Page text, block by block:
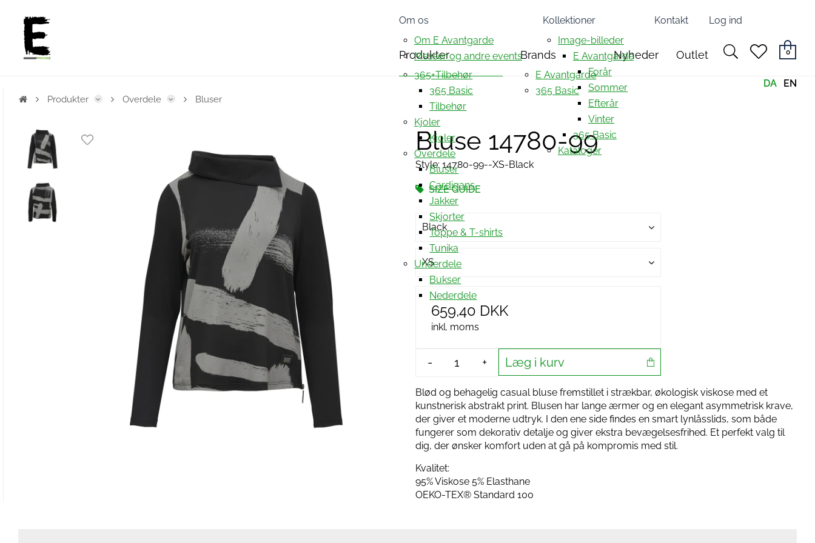
Produkter
365+Tilbehør
365 Basic
Tilbehør
Kjoler
Kjoler
Overdele
Bluser
Cardigans
Jakker
Skjorter
Toppe & T-shirts
Tunika
Underdele
Bukser
Nederdele
Brands
E Avantgarde
365 Basic
Nyheder Outlet
searchheart
0
Om os
Om E Avantgarde
Messer og andre events
Kollektioner
Image-billeder
E Avantgarde
Forår
Sommer
Efterår
Vinter
365 Basic
Kataloger
Kontakt Log ind
DA EN
Produkter Overdele Bluser
Bluse 14780-99
Style: 14780-99--XS-Black
SIZE GUIDE
Black
XS
659,40 DKK
inkl. moms
- + Læg i kurv
Blød og behagelig casual bluse fremstillet i strækbar, økologisk viskose med et
kunstnerisk abstrakt print. Blusen har lange ærmer og en elegant asymmetrisk krave,
der giver et moderne udtryk. I den ene side findes en smart lynlåsslids, som både
fungerer som dekorativ detalje og giver ekstra bevægelsesfrihed. Et perfekt valg til
dig, der ønsker komfort uden at gå på kompromis med stil.
Kvalitet:
95% Viskose 5% Elasthane
OEKO-TEX® Standard 100